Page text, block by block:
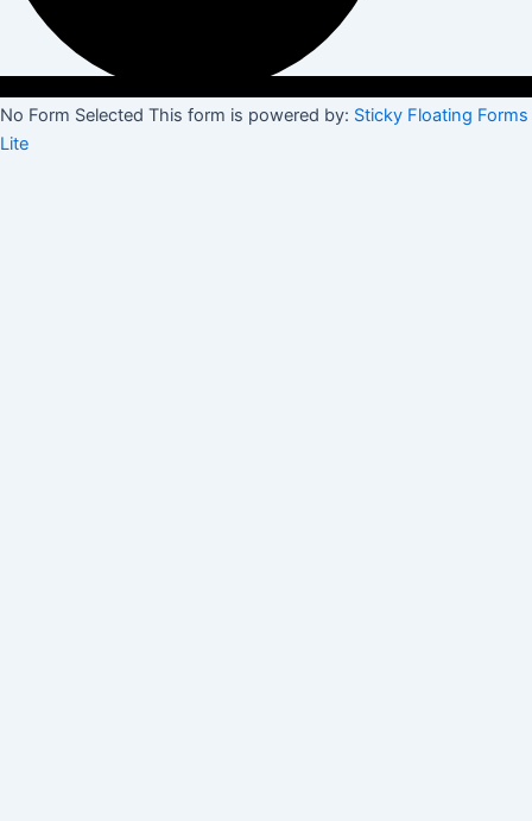
No Form Selected This form is powered by: Sticky Floating Forms
Lite